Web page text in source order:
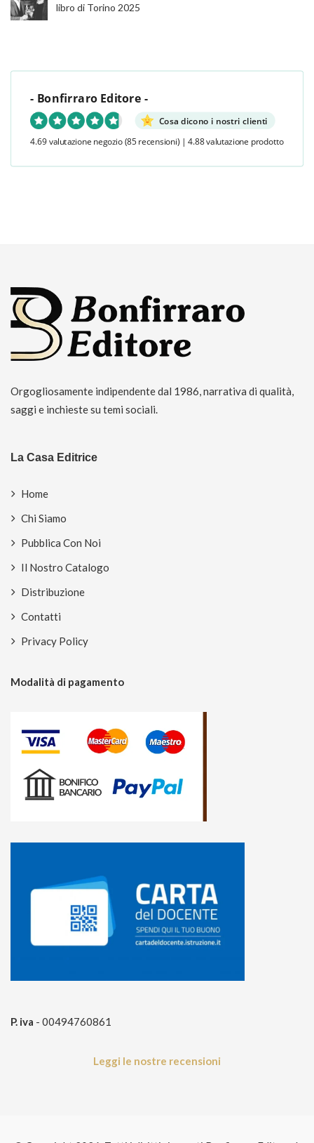
libro di Torino 2025
- Bonfirraro Editore -
Cosa dicono i nostri clienti
4.69 valutazione negozio (85 recensioni) | 4.88 valutazione prodotto
Orgogliosamente indipendente dal 1986, narrativa di qualità,
saggi e inchieste su temi sociali.
La Casa Editrice
Home
Chi Siamo
Pubblica Con Noi
Il Nostro Catalogo
Distribuzione
Contatti
Privacy Policy
Modalità di pagamento
P. iva - 00494760861
Leggi le nostre recensioni